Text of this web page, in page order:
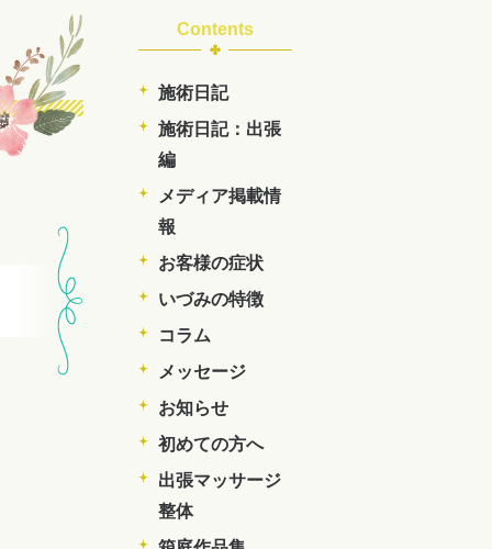
Contents
施術日記
施術日記：出張
編
メディア掲載情
報
お客様の症状
いづみの特徴
コラム
メッセージ
お知らせ
初めての方へ
出張マッサージ
整体